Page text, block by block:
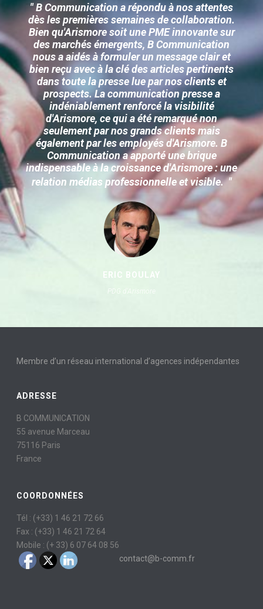
" B Communication a répondu à nos attentes
dès les premières semaines de collaboration.
Bien qu'Arismore soit une PME innovante sur
des marchés émergents, B Communication
nous a aidés à formuler un message clair et
bien reçu avec à la clé des articles pertinents
dans toute la presse lue par nos clients et
prospects. La communication presse a
indéniablement renforcé la visibilité
d'Arismore, ce qui a été remarqué non
seulement par nos grands clients mais
également par les employés d'Arismore. B
Communication a apporté une brique
indispensable à la croissance d'Arismore : une
relation médias professionnelle et visible."
ERIC BOULAY
PDG d'Arismore
Membre d’un réseau international d’agences indépendantes
ADRESSE
B COMMUNICATION
55 avenue Marceau
75116 Paris
France
COORDONNÉES
Tél : (+33) 1 46 21 72 66
Fax : (+33) 1 46 21 72 64
Mobile : (+ 33) 6 07 64 08 56
contact@b-comm.fr